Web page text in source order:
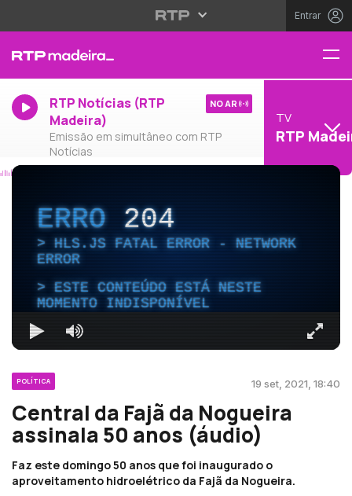
Entrar
RTP Notícias (RTP
Madeira)
Emissão em simultâneo com RTP
Notícias
NO AR
TV
RTP
ERRO204
HLS.JS FATAL ERROR - NETWORK
ERROR
ESTE CONTEÚDO ESTÁ NESTE
MOMENTO INDISPONÍVEL
POLÍTICA 19 set, 2021, 18:40
Central da Fajã da Nogueira
assinala 50 anos (áudio)
Faz este domingo 50 anos que foi inaugurado o
aproveitamento hidroelétrico da Fajã da Nogueira.